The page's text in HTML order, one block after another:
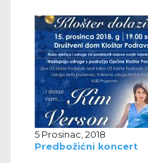
5 Prosinac, 2018
Predbožićni koncert